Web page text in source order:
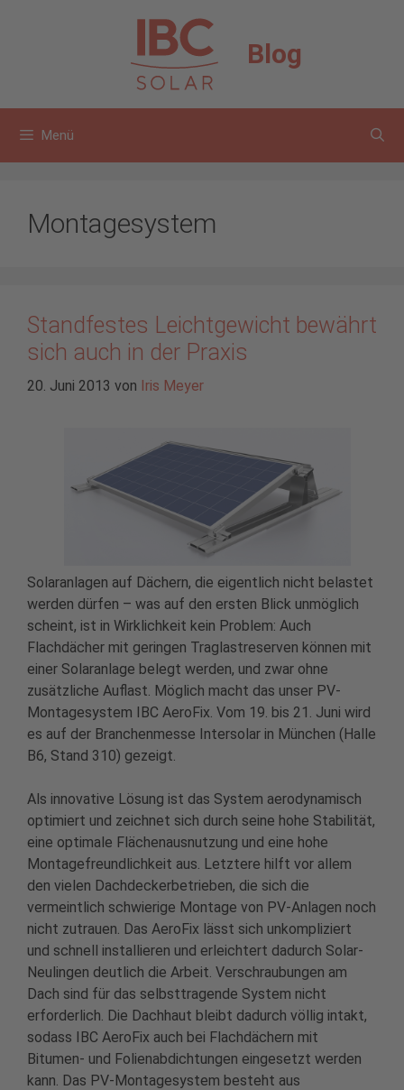
Blog
Menü
Montagesystem
Standfestes Leichtgewicht bewährt
sich auch in der Praxis
20. Juni 2013 von Iris Meyer
Solaranlagen auf Dächern, die eigentlich nicht belastet
werden dürfen – was auf den ersten Blick unmöglich
scheint, ist in Wirklichkeit kein Problem: Auch
Flachdächer mit geringen Traglastreserven können mit
einer Solaranlage belegt werden, und zwar ohne
zusätzliche Auflast. Möglich macht das unser PV-
Montagesystem IBC AeroFix. Vom 19. bis 21. Juni wird
es auf der Branchenmesse Intersolar in München (Halle
B6, Stand 310) gezeigt.
Als innovative Lösung ist das System aerodynamisch
optimiert und zeichnet sich durch seine hohe Stabilität,
eine optimale Flächenausnutzung und eine hohe
Montagefreundlichkeit aus. Letztere hilft vor allem
den vielen Dachdeckerbetrieben, die sich die
vermeintlich schwierige Montage von PV-Anlagen noch
nicht zutrauen. Das AeroFix lässt sich unkompliziert
und schnell installieren und erleichtert dadurch Solar-
Neulingen deutlich die Arbeit. Verschraubungen am
Dach sind für das selbsttragende System nicht
erforderlich. Die Dachhaut bleibt dadurch völlig intakt,
sodass IBC AeroFix auch bei Flachdächern mit
Bitumen- und Folienabdichtungen eingesetzt werden
kann. Das PV-Montagesystem besteht aus